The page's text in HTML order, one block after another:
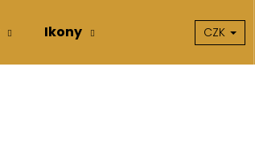
Ikony O nás
CZK